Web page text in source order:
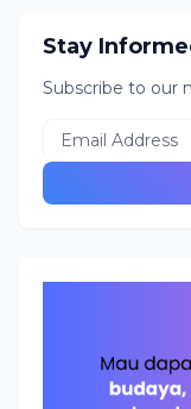
Stay
Subscribe to our